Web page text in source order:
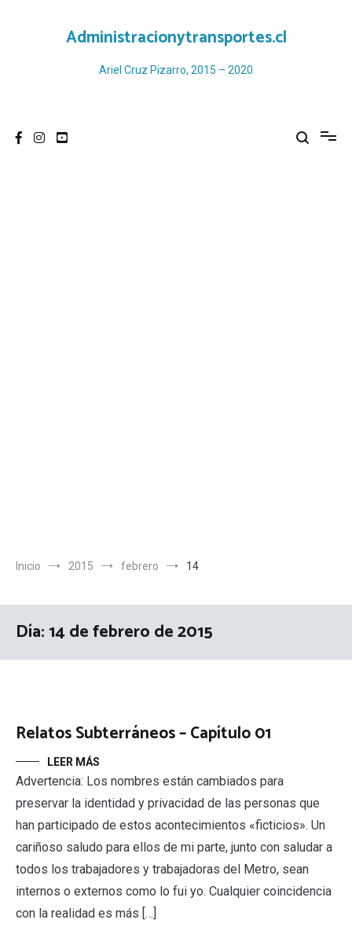
Administracionytransportes.cl
Ariel Cruz Pizarro, 2015 – 2020
Inicio 2015 febrero 14
Día:14 de febrero de 2015
Relatos Subterráneos – Capítulo 01
LEER MÁS
Advertencia: Los nombres están cambiados para
preservar la identidad y privacidad de las personas que
han participado de estos acontecimientos «ficticios». Un
cariñoso saludo para ellos de mi parte, junto con saludar a
todos los trabajadores y trabajadoras del Metro, sean
internos o externos como lo fui yo. Cualquier coincidencia
con la realidad es más […]